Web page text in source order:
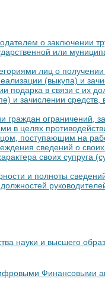
о заключении
или
лиц о получении
(выкупа) и
подарка в связи с их
и зачислении средств,
граждан ограничений,
в целях
поступающим на
сведений о
своих супруга
и полноты
науки и высшего
Финансовыми